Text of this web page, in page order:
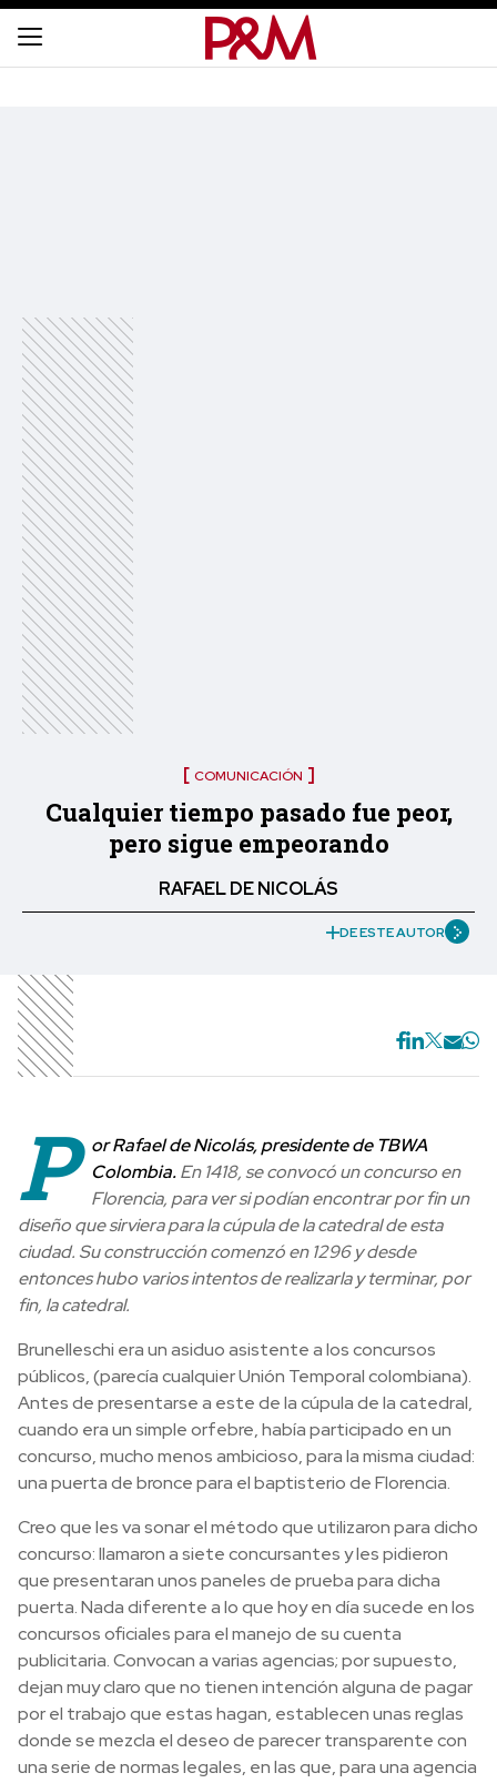
COMUNICACIÓN
Cualquier tiempo pasado fue peor,
pero sigue empeorando
RAFAEL DE NICOLÁS
DE ESTE AUTOR
P
or Rafael de Nicolás, presidente de TBWA
Colombia.En 1418, se convocó un concurso en
Florencia, para ver si podían encontrar por fin un
diseño que sirviera para la cúpula de la catedral de esta
ciudad. Su construcción comenzó en 1296 y desde
entonces hubo varios intentos de realizarla y terminar, por
fin, la catedral.
Brunelleschi era un asiduo asistente a los concursos
públicos, (parecía cualquier Unión Temporal colombiana).
Antes de presentarse a este de la cúpula de la catedral,
cuando era un simple orfebre, había participado en un
concurso, mucho menos ambicioso, para la misma ciudad:
una puerta de bronce para el baptisterio de Florencia.
Creo que les va sonar el método que utilizaron para dicho
concurso: llamaron a siete concursantes y les pidieron
que presentaran unos paneles de prueba para dicha
puerta. Nada diferente a lo que hoy en día sucede en los
concursos oficiales para el manejo de su cuenta
publicitaria. Convocan a varias agencias; por supuesto,
dejan muy claro que no tienen intención alguna de pagar
por el trabajo que estas hagan, establecen unas reglas
donde se mezcla el deseo de parecer transparente con
una serie de normas legales, en las que, para una agencia